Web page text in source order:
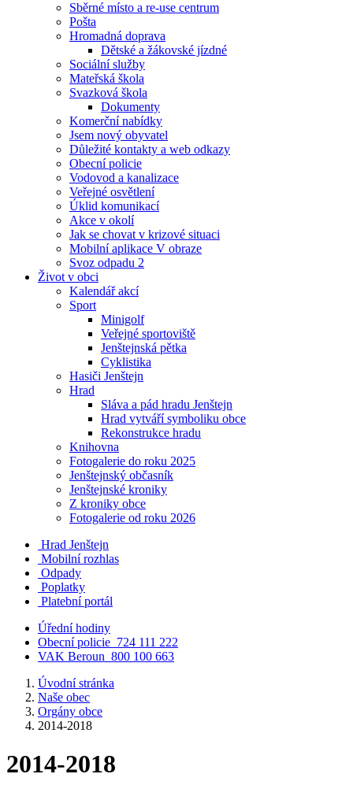
Sběrné místo a re-use centrum
Pošta
Hromadná doprava
Dětské a žákovské jízdné
Sociální služby
Mateřská škola
Svazková škola
Dokumenty
Komerční nabídky
Jsem nový obyvatel
Důležité kontakty a web odkazy
Obecní policie
Vodovod a kanalizace
Veřejné osvětlení
Úklid komunikací
Akce v okolí
Jak se chovat v krizové situaci
Mobilní aplikace V obraze
Svoz odpadu 2
Život v obci
Kalendář akcí
Sport
Minigolf
Veřejné sportoviště
Jenštejnská pětka
Cyklistika
Hasiči Jenštejn
Hrad
Sláva a pád hradu Jenštejn
Hrad vytváří symboliku obce
Rekonstrukce hradu
Knihovna
Fotogalerie do roku 2025
Jenštejnský občasník
Jenštejnské kroniky
Z kroniky obce
Fotogalerie od roku 2026
Hrad Jenštejn
Mobilní rozhlas
Odpady
Poplatky
Platební portál
Úřední hodiny
Obecní policie 724 111 222
VAK Beroun 800 100 663
Úvodní stránka
Naše obec
Orgány obce
2014-2018
2014-2018